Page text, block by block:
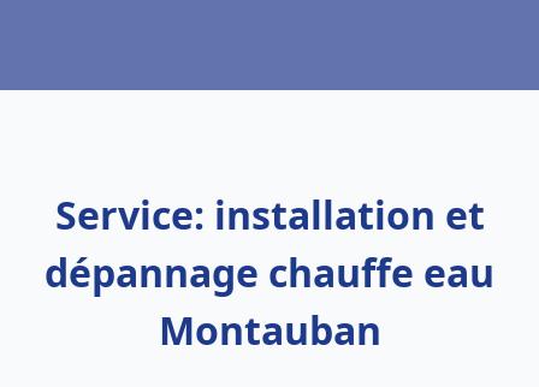
Service: installation et
dépannage chauffe eau
Montauban